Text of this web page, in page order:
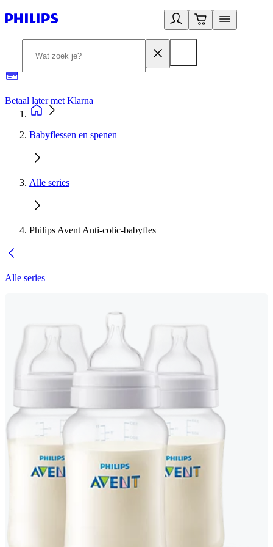
Betaal later met Klarna
Babyflessen en spenen
Alle series
Philips Avent Anti-colic-babyfles
Alle series